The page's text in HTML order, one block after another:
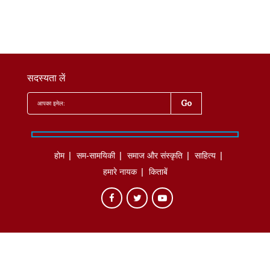
सदस्यता लें
होम सम-सामयिकी समाज और संस्कृति
साहित्‍य
हमारे नायक
किताबें